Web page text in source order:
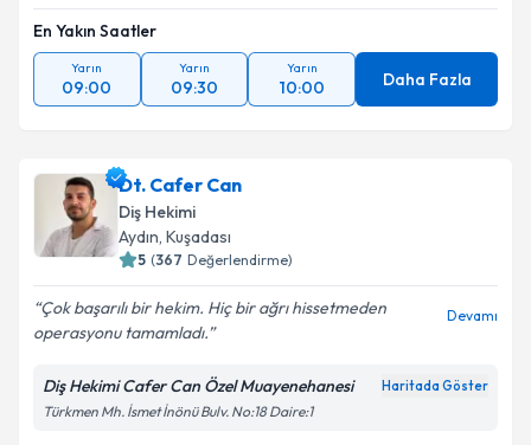
En Yakın Saatler
Yarın
09:00
Yarın
09:30
Yarın
10:00 Daha Fazla
Dt. Cafer Can
Diş Hekimi
Aydın, Kuşadası
5 (367 Değerlendirme)
Çok başarılı bir hekim. Hiç bir ağrı hissetmeden
operasyonu tamamladı.
Devamı
Diş Hekimi Cafer Can Özel Muayenehanesi Haritada Göster
Türkmen Mh. İsmet İnönü Bulv. No:18 Daire:1